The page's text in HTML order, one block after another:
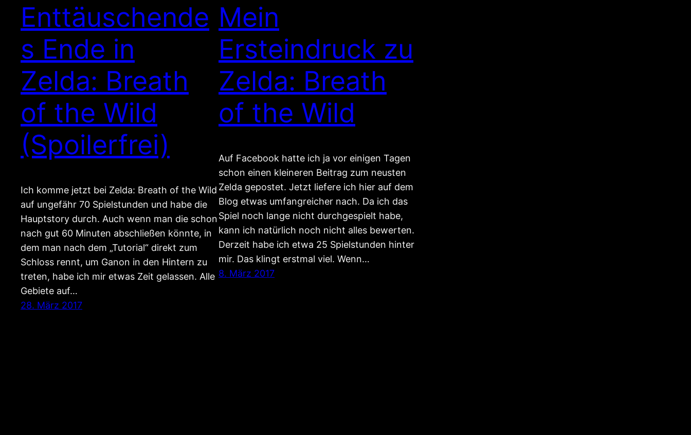
Enttäuschende
s Ende in
Zelda: Breath
of the Wild
(Spoilerfrei)
Ich komme jetzt bei Zelda: Breath of the Wild
auf ungefähr 70 Spielstunden und habe die
Hauptstory durch. Auch wenn man die schon
nach gut 60 Minuten abschließen könnte, in
dem man nach dem „Tutorial“ direkt zum
Schloss rennt, um Ganon in den Hintern zu
treten, habe ich mir etwas Zeit gelassen. Alle
Gebiete auf…
28. März 2017
Mein
Ersteindruck zu
Zelda: Breath
of the Wild
Auf Facebook hatte ich ja vor einigen Tagen
schon einen kleineren Beitrag zum neusten
Zelda gepostet. Jetzt liefere ich hier auf dem
Blog etwas umfangreicher nach. Da ich das
Spiel noch lange nicht durchgespielt habe,
kann ich natürlich noch nicht alles bewerten.
Derzeit habe ich etwa 25 Spielstunden hinter
mir. Das klingt erstmal viel. Wenn…
8. März 2017